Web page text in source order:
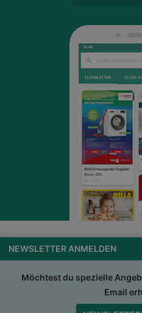
NEWSLETTER ANMELDEN
Möchtest du spezielle
Email
wogibtswas.at
Nutzungsbedingungen
Datenschutzerklärung